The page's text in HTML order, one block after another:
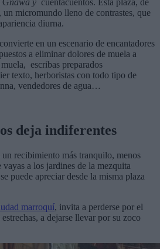
un micromundo lleno de contrastes, que
diurna.
en un escenario de encantadores
a eliminar dolores de muela a
escribas preparados
texto, herboristas con todo tipo de
vendedores de agua…
deja indiferentes
recibimiento más tranquilo, menos
a los jardines de la mezquita
puede apreciar desde la misma plaza
marroquí, invita a perderse por el
a dejarse llevar por su zoco